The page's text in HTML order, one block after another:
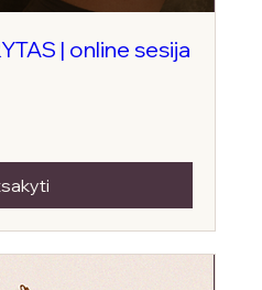
| online sesija